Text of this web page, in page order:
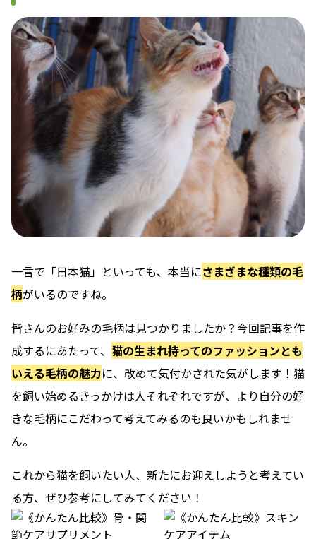
一言で「日本猫」といっても、本当にさまざまな種類の毛
柄がいるのですね。
皆さんのお好みの毛柄は見つかりましたか？今回記事を作
成するにあたって、 猫の生まれ持ってのファッションとも
いえる毛柄の魅力に、改めて気付かされた気がします！猫
を飼い始めるきっかけは人それぞれですが、 より自分の好
きな毛柄にこだわって考えてみるのも良いかも しれませ
ん。
これから猫を飼いたい人、新たにお迎えしようと考えてい
る方、ぜひ参考にしてみてください！